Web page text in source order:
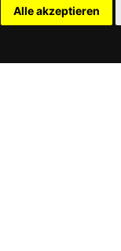
Alle akzeptieren